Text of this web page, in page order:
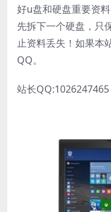
好u盘和硬盘重要资
先拆下一个硬盘，只
止资料丢失！如果本
QQ。
站长QQ:1026247465